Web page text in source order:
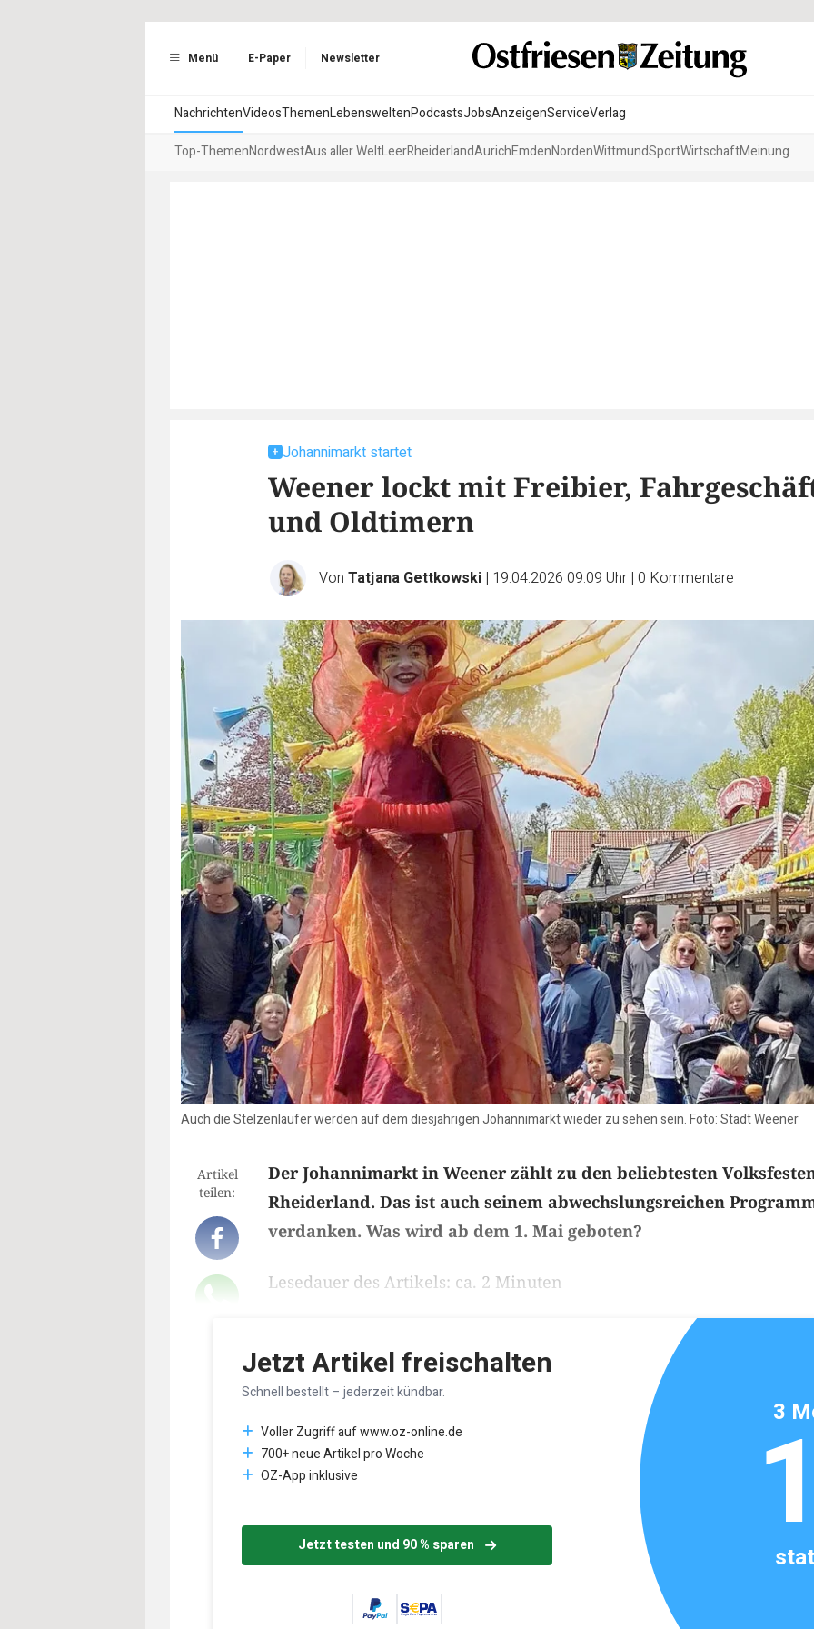
Menü E-Paper Newsletter
NachrichtenVideosThemenLebensweltenPodcastsJobsAnzeigenServiceVerlag
Top-ThemenNordwestAus aller WeltLeerRheiderlandAurichEmdenNordenWittmundSportWirtschaftMeinung
Johannimarkt startet
Weener lockt mit Freibier,
und Oldtimern
Von Tatjana Gettkowski | 19.04.2026 09:09 Uhr | 0 Kommentare
Auch die Stelzenläufer werden auf dem diesjährigen Johannimarkt wieder zu sehen sein. Foto: Stadt Weener
Artikel
teilen:
Der Johannimarkt in Weener zählt zu den beliebtesten
Rheiderland. Das ist auch seinem abwechslungsreichen
verdanken. Was wird ab dem 1. Mai geboten?
Lesedauer des Artikels: ca. 2 Minuten
Jetzt Artikel freischalten
Schnell bestellt – jederzeit kündbar.
Voller Zugriff auf www.oz-online.de
700+ neue Artikel pro Woche
OZ-App inklusive
Jetzt testen und 90 % sparen
3